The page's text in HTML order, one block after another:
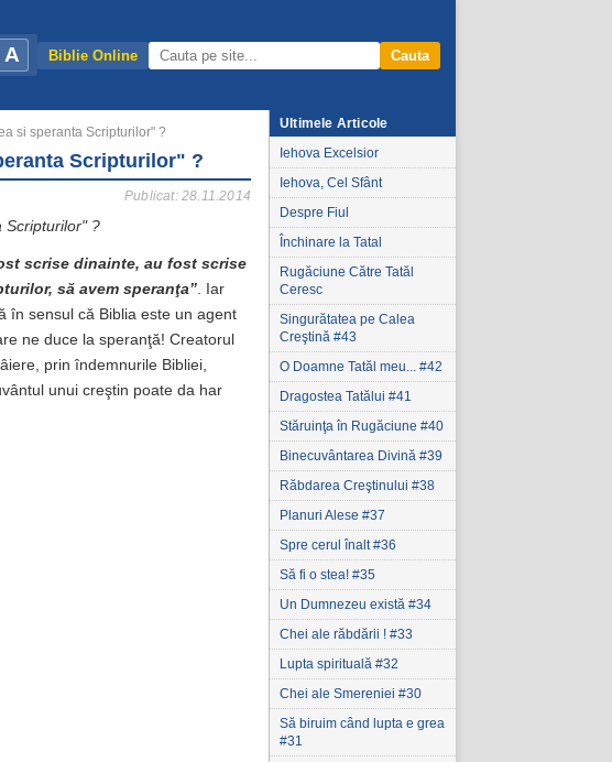
A Biblie Online Cauta
si speranta Scripturilor" ?
Scripturilor" ?
Publicat: 28.11.2014
Scripturilor" ?
scrise dinainte, au fost scrise
să avem speranţa”. Iar
în sensul că Biblia este un agent
ne duce la speranţă! Creatorul
prin îndemnurile Bibliei,
unui creştin poate da har
Ultimele Articole
Iehova Excelsior
Iehova, Cel Sfânt
Despre Fiul
Închinare la Tatal
Rugăciune Către Tatăl
Ceresc
Singurătatea pe Calea
Creştină #43
O Doamne Tatăl meu... #42
Dragostea Tatălui #41
Stăruinţa în Rugăciune #40
Binecuvântarea Divină #39
Răbdarea Creştinului #38
Planuri Alese #37
Spre cerul înalt #36
Să fi o stea! #35
Un Dumnezeu există #34
Chei ale răbdării ! #33
Lupta spirituală #32
Chei ale Smereniei #30
Să biruim când lupta e grea
#31